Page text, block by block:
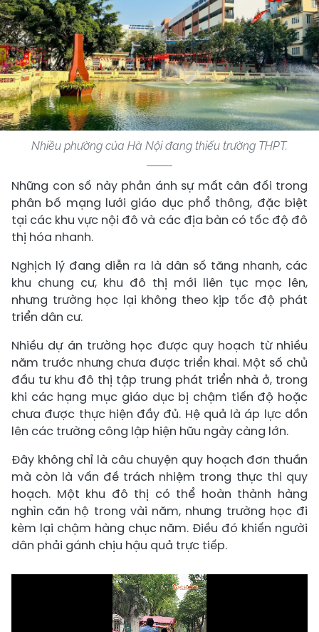
Nhiều phường của Hà Nội đang thiếu trường THPT.
Những con số này phản ánh sự mất cân đối trong
phân bố mạng lưới giáo dục phổ thông, đặc biệt
tại các khu vực nội đô và các địa bàn có tốc độ đô
thị hóa nhanh.
Nghịch lý đang diễn ra là dân số tăng nhanh, các
khu chung cư, khu đô thị mới liên tục mọc lên,
nhưng trường học lại không theo kịp tốc độ phát
triển dân cư.
Nhiều dự án trường học được quy hoạch từ nhiều
năm trước nhưng chưa được triển khai. Một số chủ
đầu tư khu đô thị tập trung phát triển nhà ở, trong
khi các hạng mục giáo dục bị chậm tiến độ hoặc
chưa được thực hiện đầy đủ. Hệ quả là áp lực dồn
lên các trường công lập hiện hữu ngày càng lớn.
Đây không chỉ là câu chuyện quy hoạch đơn thuần
mà còn là vấn đề trách nhiệm trong thực thi quy
hoạch. Một khu đô thị có thể hoàn thành hàng
nghìn căn hộ trong vài năm, nhưng trường học đi
kèm lại chậm hàng chục năm. Điều đó khiến người
dân phải gánh chịu hậu quả trực tiếp.